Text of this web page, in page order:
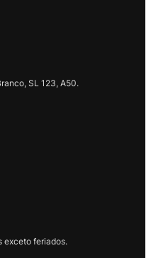
SL 123, A50.
exceto feriados.